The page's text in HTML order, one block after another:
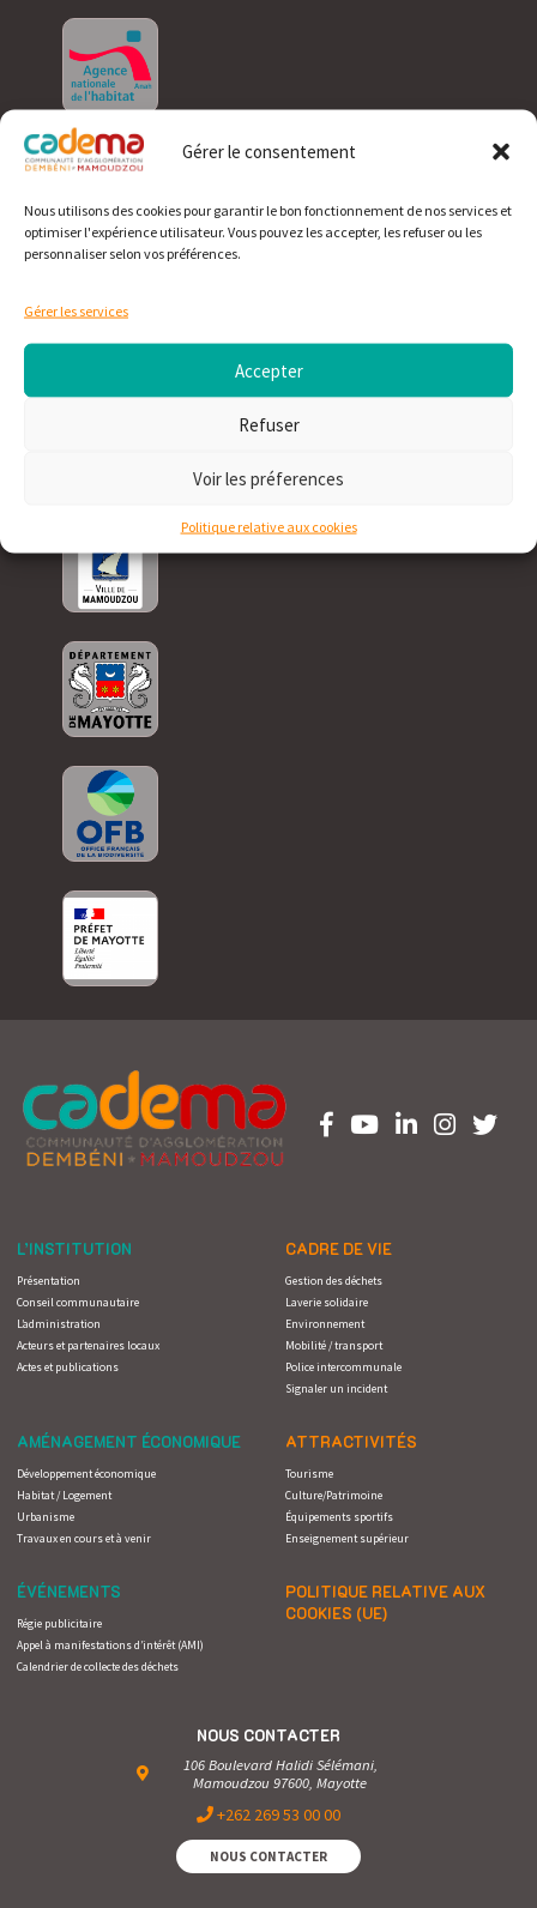
Gérer le consentement
Nous utilisons des cookies pour garantir le bon fonctionnement de nos services et
optimiser l'expérience utilisateur. Vous pouvez les accepter, les refuser ou les
personnaliser selon vos préférences.
Gérer les services
Accepter
Refuser
Voir les préferences
Politique relative aux cookies
L’INSTITUTION
Présentation
Conseil communautaire
L’administration
Acteurs et partenaires locaux
Actes et publications
CADRE DE VIE
Gestion des déchets
Laverie solidaire
Environnement
Mobilité / transport
Police intercommunale
Signaler un incident
AMÉNAGEMENT ÉCONOMIQUE
Développement économique
Habitat / Logement
Urbanisme
Travaux en cours et à venir
ATTRACTIVITÉS
Tourisme
Culture/Patrimoine
Équipements sportifs
Enseignement supérieur
ÉVÉNEMENTS
Régie publicitaire
Appel à manifestations d’intérêt (AMI)
Calendrier de collecte des déchets
POLITIQUE RELATIVE AUX
COOKIES (UE)
NOUS CONTACTER
106 Boulevard Halidi Sélémani,
Mamoudzou 97600, Mayotte
+262 269 53 00 00
NOUS CONTACTER